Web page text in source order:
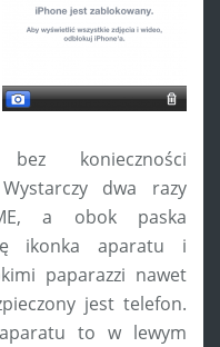
konieczności
dwa razy
a obok paska
ikonka aparatu i
paparazzi nawet
jest telefon.
to w lewym